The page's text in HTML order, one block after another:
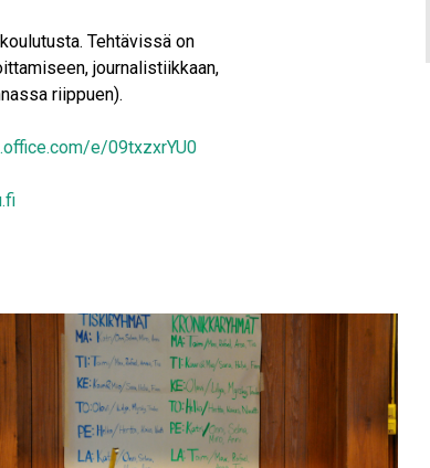
Tehtävissä on
journalistiikkaan,
riippuen).
e/09txzxrYU0